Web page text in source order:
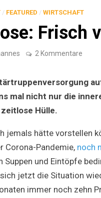
/ FEATURED / WIRTSCHAFT
Frisch
2 Kommentare
Frisch
vom
Blech
mal nicht nur die
Hülle.
jemals hätte vorstellen
Corona-Pandemie, noch
Suppen und Eintöpfe
jetzt die Situation
immer noch zehn